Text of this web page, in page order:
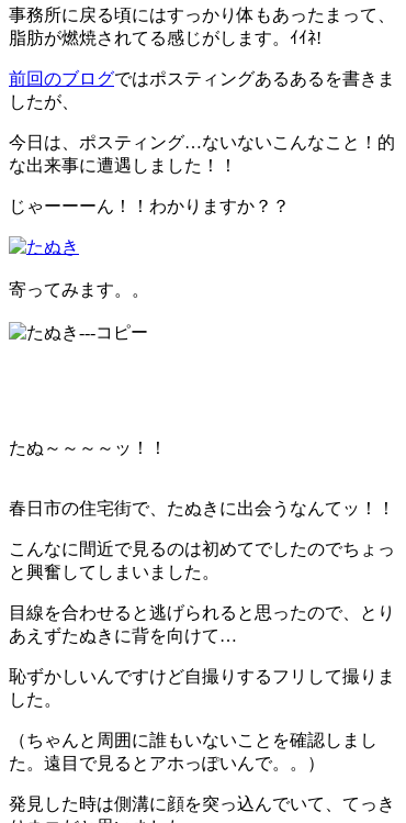
事務所に戻る頃にはすっかり体もあったまって、
脂肪が燃焼されてる感じがします。ｲｲﾈ!
前回のブログではポスティングあるあるを書きま
したが、
今日は、ポスティング…ないないこんなこと！的
な出来事に遭遇しました！！
じゃーーーん！！わかりますか？？
寄ってみます。。
たぬ～～～～ッ！！
春日市の住宅街で、たぬきに出会うなんてッ！！
こんなに間近で見るのは初めてでしたのでちょっ
と興奮してしまいました。
目線を合わせると逃げられると思ったので、とり
あえずたぬきに背を向けて…
恥ずかしいんですけど自撮りするフリして撮りま
した。
（ちゃんと周囲に誰もいないことを確認しまし
た。遠目で見るとアホっぽいんで。。）
発見した時は側溝に顔を突っ込んでいて、てっき